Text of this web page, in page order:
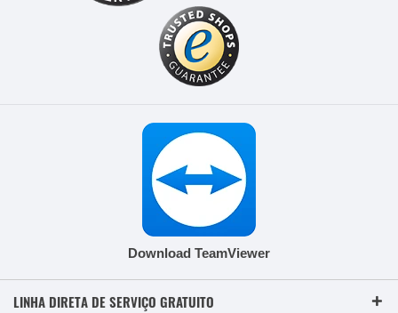
Download TeamViewer
LINHA DIRETA DE SERVIÇO GRATUITO